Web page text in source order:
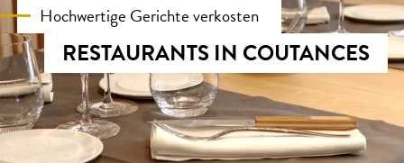
Hochwertige Gerichte verkosten
RESTAURANTS IN COUTANCES